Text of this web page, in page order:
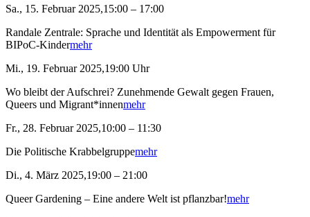
Sa., 15. Februar 2025,15:00 – 17:00
Randale Zentrale: Sprache und Identität als Empowerment für
BIPoC-Kindermehr
Mi., 19. Februar 2025,19:00 Uhr
Wo bleibt der Aufschrei? Zunehmende Gewalt gegen Frauen,
Queers und Migrant*innenmehr
Fr., 28. Februar 2025,10:00 – 11:30
Die Politische Krabbelgruppemehr
Di., 4. März 2025,19:00 – 21:00
Queer Gardening – Eine andere Welt ist pflanzbar!mehr